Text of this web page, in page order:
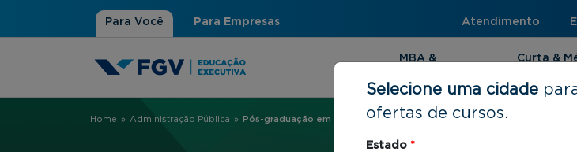
Para Você Para Empresas Atendimento
MBA &
Curta &
Você está aqui
Home » Administração Pública » Pós-graduação em Administração Pública - CIPAD
Selecione uma cidade
ofertas de cursos.
Estado *